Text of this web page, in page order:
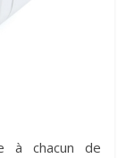
à chacun de